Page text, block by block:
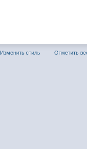
Изменить стиль Отметить